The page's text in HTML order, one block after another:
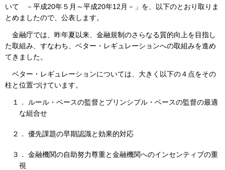
いて －平成20年５月～平成20年12月－」を、以下のとおり取りま
とめましたので、公表します。
金融庁では、昨年夏以来、金融規制のさらなる質的向上を目指し
た取組み、すなわち、ベター・レギュレーションへの取組みを進め
てきました。
ベター・レギュレーションについては、大きく以下の４点をその
柱と位置づけています。
１． ルール・ベースの監督とプリンシプル・ベースの監督の最適
な組合せ
２． 優先課題の早期認識と効果的対応
３． 金融機関の自助努力尊重と金融機関へのインセンティブの重
視